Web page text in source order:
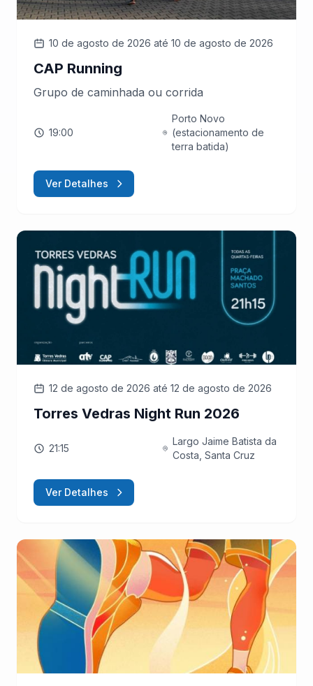
10 de agosto de 2026 até 10 de agosto de 2026
CAP Running
Grupo de caminhada ou corrida
19:00
Porto Novo
(estacionamento de
terra batida)
Ver Detalhes
12 de agosto de 2026 até 12 de agosto de 2026
Torres Vedras Night Run 2026
21:15
Largo Jaime Batista da
Costa, Santa Cruz
Ver Detalhes